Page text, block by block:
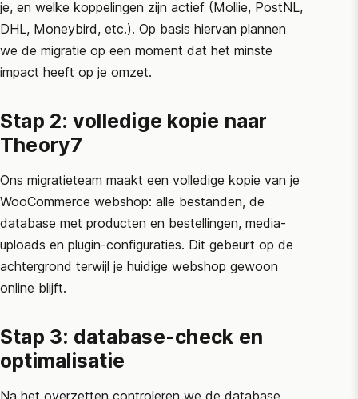
je, en welke koppelingen zijn actief (Mollie, PostNL,
DHL, Moneybird, etc.). Op basis hiervan plannen
we de migratie op een moment dat het minste
impact heeft op je omzet.
Stap 2: volledige kopie naar
Theory7
Ons migratieteam maakt een volledige kopie van je
WooCommerce webshop: alle bestanden, de
database met producten en bestellingen, media-
uploads en plugin-configuraties. Dit gebeurt op de
achtergrond terwijl je huidige webshop gewoon
online blijft.
Stap 3: database-check en
optimalisatie
Na het overzetten controleren we de database